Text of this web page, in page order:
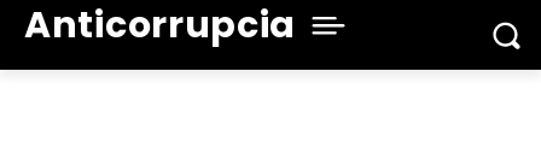
Anticorrupcia